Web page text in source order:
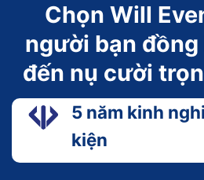
Chọn Will
người bạn
đến nụ cười
5 năm kinh
kiện